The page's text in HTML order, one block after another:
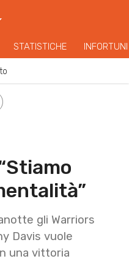
STATISTICHE INFORTUNI
gli Warriors
Davis vuole
una vittoria